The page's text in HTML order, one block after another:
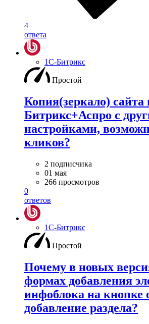
4
ответа
1С-Битрикс
Простой
Копия(зеркало) сайта
Битрикс+Аспро с
настройками,
кликов?
2 подписчика
01 мая
266 просмотров
0
ответов
1С-Битрикс
Простой
Почему в новых
формах добавления
инфоблока на кнопке
добавление раздела?